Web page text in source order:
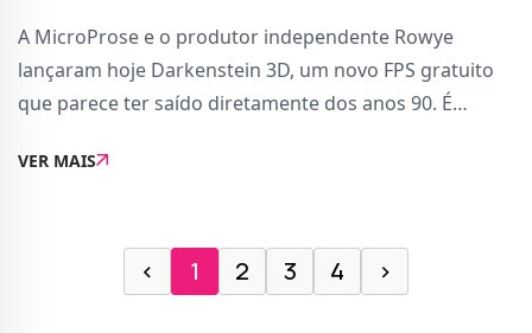
A MicroProse e o produtor independente Rowye
lançaram hoje Darkenstein 3D, um novo FPS gratuito
que parece ter saído diretamente dos anos 90. É
jogo é claramente uma carta de amor a Wolfen
VER MAIS
‹ 1 2 3 4 ›